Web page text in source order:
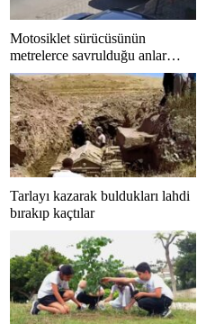
Motosiklet sürücüsünün
metrelerce savrulduğu anlar
güvenlik kamerasında
Tarlayı kazarak buldukları lahdi
bırakıp kaçtılar